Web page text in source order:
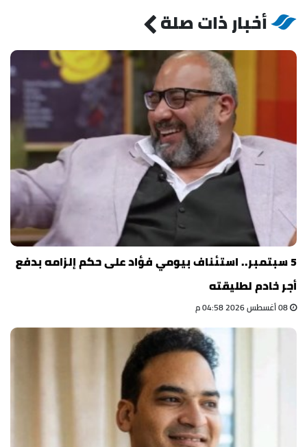
أخبار ذات صلة
5 سبتمبر.. استئناف بيومي فؤاد على حكم إلزامه بدفع
أجر خادم لطليقته